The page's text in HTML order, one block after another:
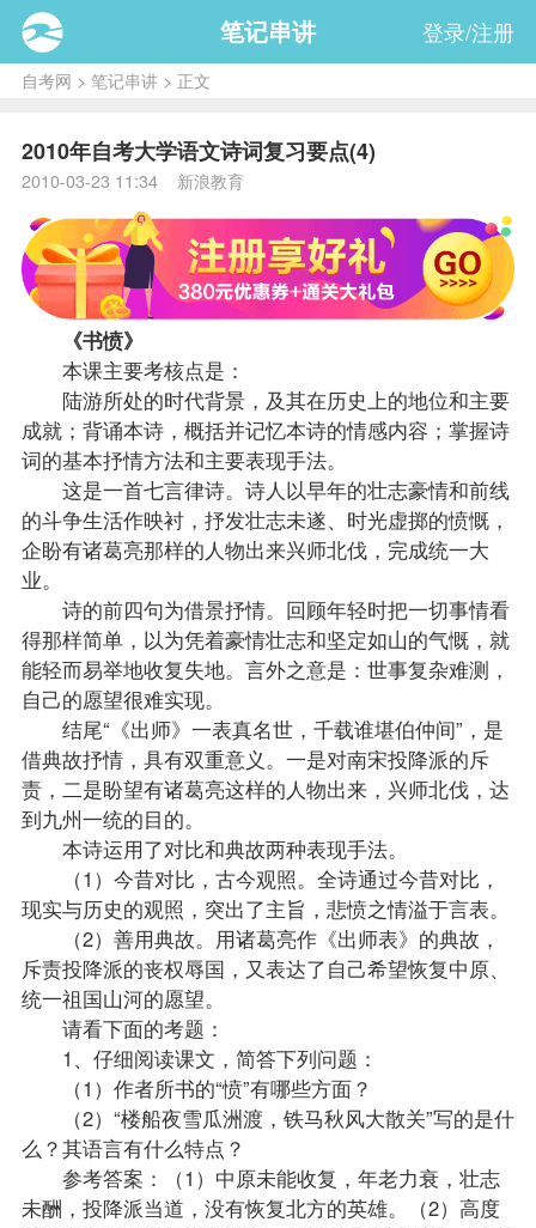
笔记串讲 登录/注册
自考网 > 笔记串讲> 正文
2010年自考大学语文诗词复习要点(4)
2010-03-23 11:34 新浪教育
《书愤》
本课主要考核点是：
陆游所处的时代背景，及其在历史上的地位和主要
成就；背诵本诗，概括并记忆本诗的情感内容；掌握诗
词的基本抒情方法和主要表现手法。
这是一首七言律诗。诗人以早年的壮志豪情和前线
的斗争生活作映衬，抒发壮志未遂、时光虚掷的愤慨，
企盼有诸葛亮那样的人物出来兴师北伐，完成统一大
业。
诗的前四句为借景抒情。回顾年轻时把一切事情看
得那样简单，以为凭着豪情壮志和坚定如山的气慨，就
能轻而易举地收复失地。言外之意是：世事复杂难测，
自己的愿望很难实现。
结尾“《出师》一表真名世，千载谁堪伯仲间”，是
借典故抒情，具有双重意义。一是对南宋投降派的斥
责，二是盼望有诸葛亮这样的人物出来，兴师北伐，达
到九州一统的目的。
本诗运用了对比和典故两种表现手法。
（1）今昔对比，古今观照。全诗通过今昔对比，
现实与历史的观照，突出了主旨，悲愤之情溢于言表。
（2）善用典故。用诸葛亮作《出师表》的典故，
斥责投降派的丧权辱国，又表达了自己希望恢复中原、
统一祖国山河的愿望。
请看下面的考题：
1、仔细阅读课文，简答下列问题：
（1）作者所书的“愤”有哪些方面？
（2）“楼船夜雪瓜洲渡，铁马秋风大散关”写的是什
么？其语言有什么特点？
参考答案：（1）中原未能收复，年老力衰，壮志
未酬，投降派当道，没有恢复北方的英雄。（2）高度